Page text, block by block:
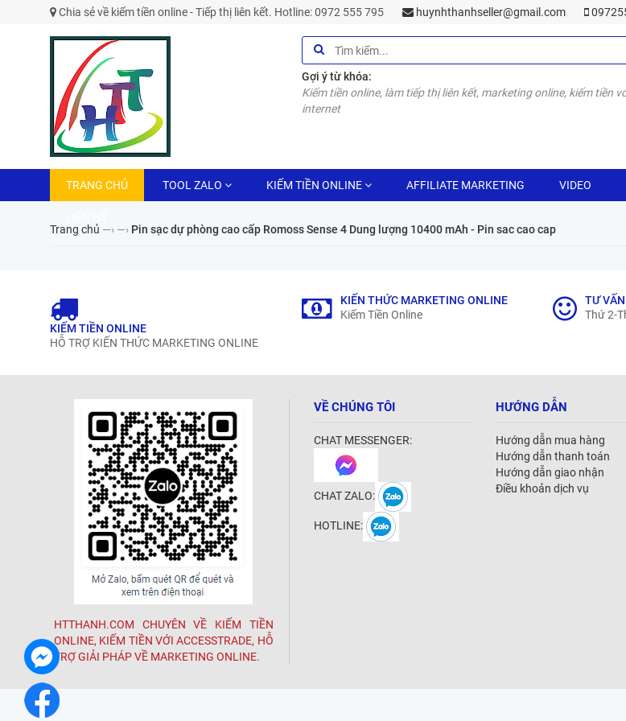
Chia sẻ về kiếm tiền online - Tiếp thị liên kết. Hotline: 0972 555 795 huynhthanhseller@gmail.com
Gợi ý từ khóa:
Kiếm tiền online, làm tiếp thị liên kết, marketing online, kiếm tiền
internet
TRANG CHỦ TOOL ZALO KIẾM TIỀN ONLINE AFFILIATE MARKETING VIDEO
Trang chủ —› —› Pin sạc dự phòng cao cấp Romoss Sense 4 Dung lượng 10400 mAh - Pin sac cao cap
KIẾM TIỀN ONLINE
HỖ TRỢ KIẾN THỨC MARKETING ONLINE
KIẾN THỨC MARKETING ONLINE
Kiếm Tiền Online
TƯ
Thứ 2-
HTTHANH.COM CHUYÊN VỀ KIẾM TIỀN
ONLINE, KIẾM TIỀN VỚI ACCESSTRADE, HỖ
TRỢ GIẢI PHÁP VỀ MARKETING ONLINE.
VỀ CHÚNG TÔI
CHAT MESSENGER:
CHAT ZALO:
HOTLINE:
HƯỚNG DẪN
Hướng dẫn mua hàng
Hướng dẫn thanh toán
Hướng dẫn giao nhận
Điều khoản dịch vụ